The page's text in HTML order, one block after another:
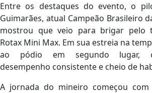
Entre os destaques do evento, o
Guimarães, atual Campeão Brasileiro
mostrou que veio para brigar pelo
Rotax Mini Max. Em sua estreia na
ao pódio em segundo lugar,
desempenho consistente e cheio de
A jornada do mineiro começou